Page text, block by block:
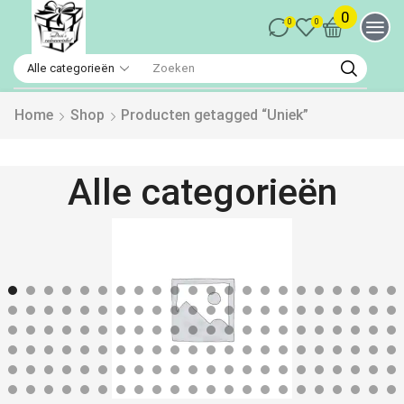
0 0 0
Home Shop Producten getagged “Uniek”
Alle categorieën